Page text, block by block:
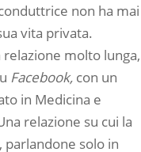
non ha mai
vita privata.
relazione molto lunga,
Facebook, con un
in Medicina e
relazione su cui la
solo in